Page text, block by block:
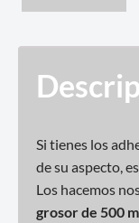
Si tienes los
de su aspecto,
Los hacemos
grosor de 500